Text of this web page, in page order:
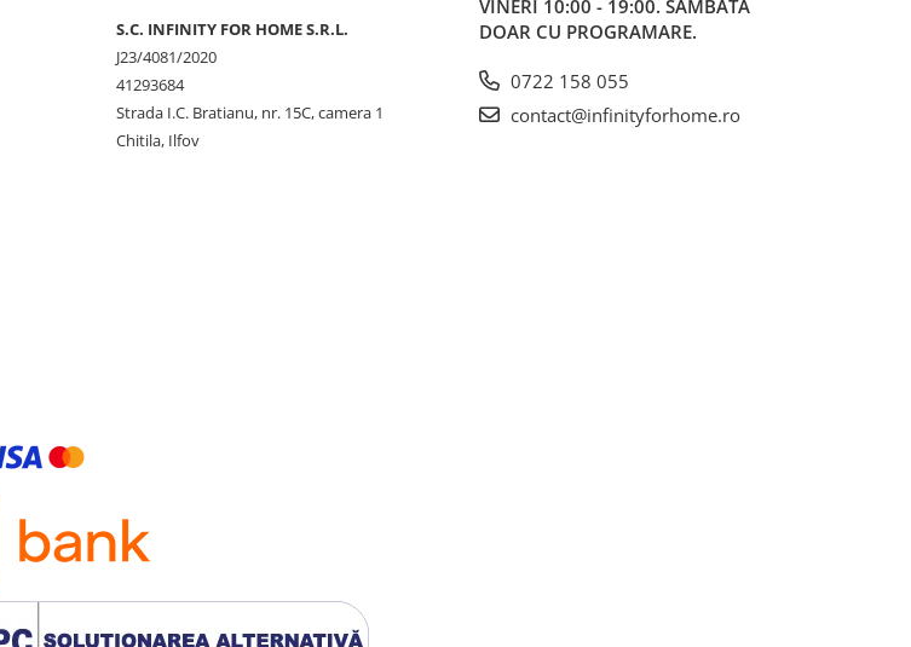
S.C. INFINITY FOR HOME S.R.L.
J23/4081/2020
41293684
Strada I.C. Bratianu, nr. 15C, camera 1
Chitila, Ilfov
VINERI 10:00 - 19:00. SÂMBATA
DOAR CU PROGRAMARE.
0722 158 055
contact@infinityforhome.ro